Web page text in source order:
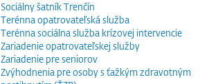
Sociálny šatník Trenčín
Terénna opatrovateľská služba
Terénna sociálna služba krízovej intervencie
Zariadenie opatrovateľskej služby
Zariadenie pre seniorov
Zvýhodnenia pre osoby s ťažkým zdravotným